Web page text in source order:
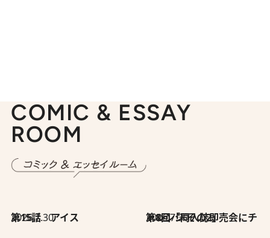
COMIC & ESSAY
ROOM
2026.7.30
第15話 アイス 2026.7.30
第8回「同人誌即売会にチャレンジ その2」